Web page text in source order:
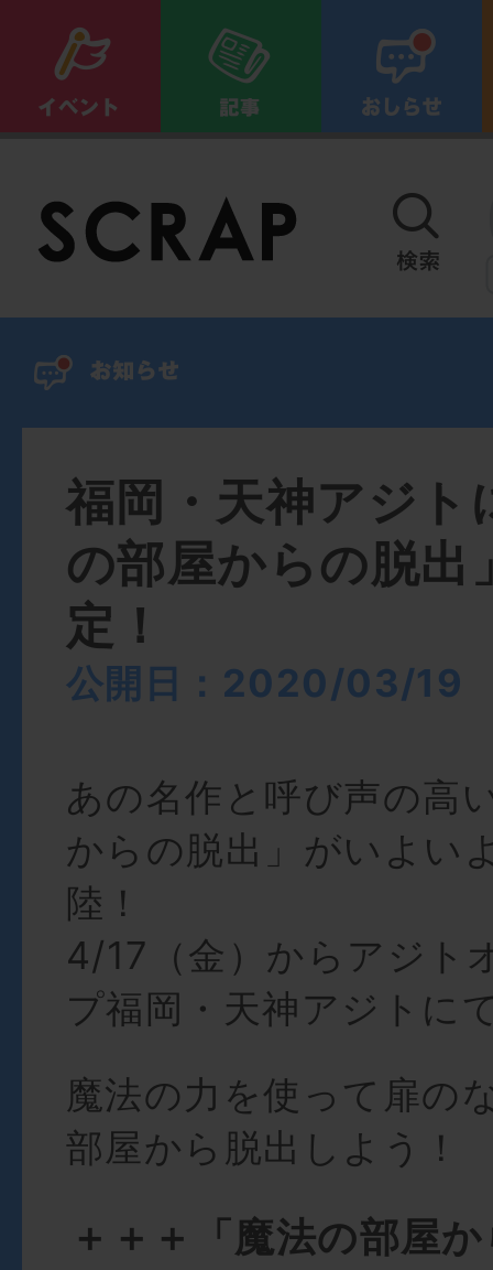
福岡・天神アジト
の部屋からの脱出
定！
公開日：2020/03/19
あの名作と呼び声の高
からの脱出」がいよい
陸！
4/17（金）からアジト
プ福岡・天神アジトに
魔法の力を使って扉の
部屋から脱出しよう！
＋＋＋「魔法の部屋